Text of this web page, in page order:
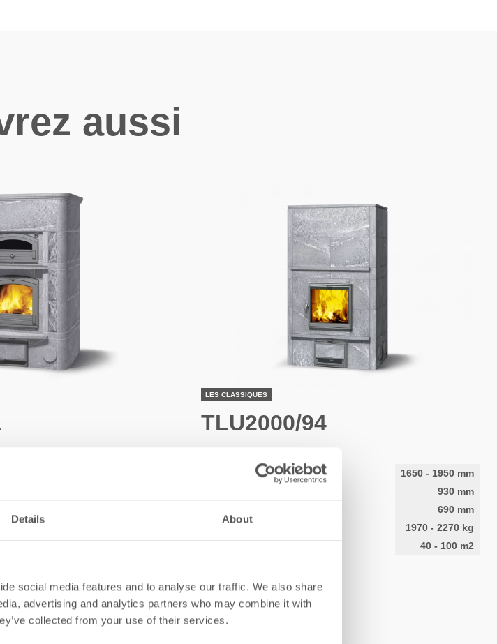
Details About
social media features and to analyse our traffic. We also share
advertising and analytics partners who may combine it with
collected from your use of their services.
aussi
LES CLASSIQUES
TLU2000/94
1650 - 1950mm
930mm
690mm
1970 - 2270kg
40 - 100m2
DÉCOUVREZ